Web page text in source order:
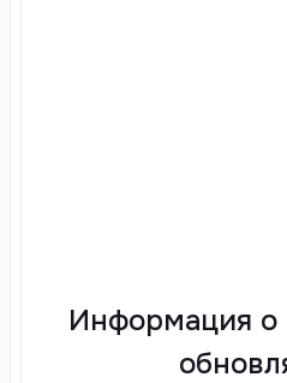
Информация о